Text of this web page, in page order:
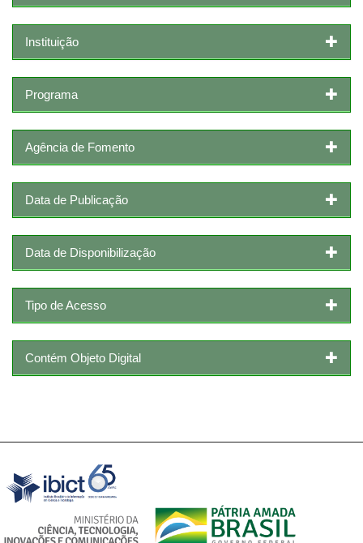
Instituição
Programa
Agência de Fomento
Data de Publicação
Data de Disponibilização
Tipo de Acesso
Contém Objeto Digital